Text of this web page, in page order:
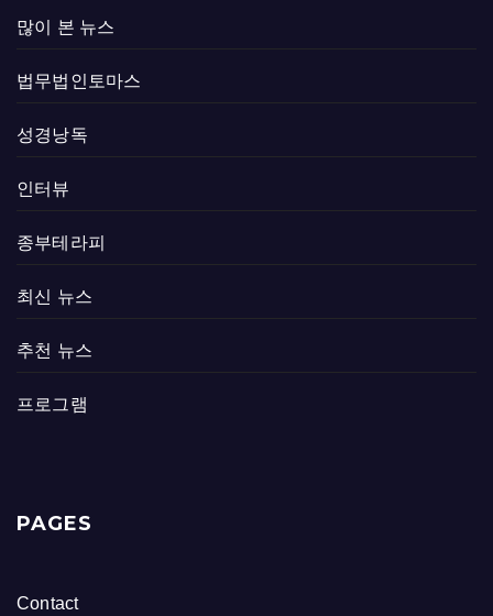
많이 본 뉴스
법무법인토마스
성경낭독
인터뷰
종부테라피
최신 뉴스
추천 뉴스
프로그램
PAGES
Contact